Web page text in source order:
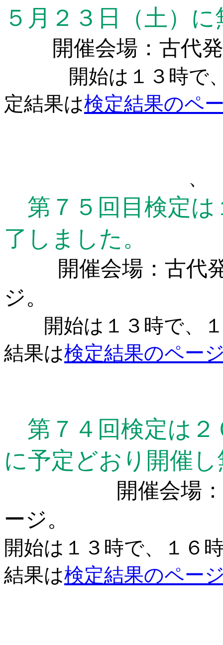
５月２３日（土）
開催会場：古代発
開始は１３時で、
定結果は検定結果のペ
、
第７５回目検定は
了しました。
開催会場：古代発
ジ。
開始は１３時で、１
結果は検定結果のペー
第７４回検定は２
に予定どおり開催
開催会場：古代
ージ。
開始は１３時で、１６
結果は検定結果のペー